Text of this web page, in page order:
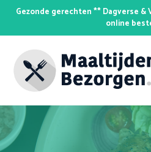
Skip
content
Gezonde gerechten ** Dagverse
online